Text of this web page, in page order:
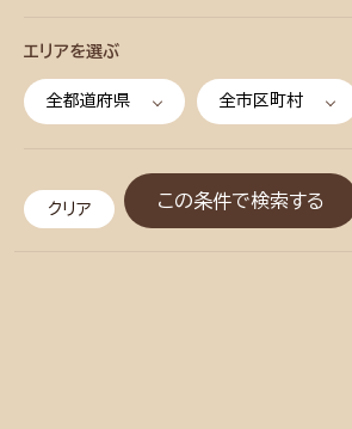
エリアを選ぶ
全都道府県 全市区町村
クリア この条件で検索する